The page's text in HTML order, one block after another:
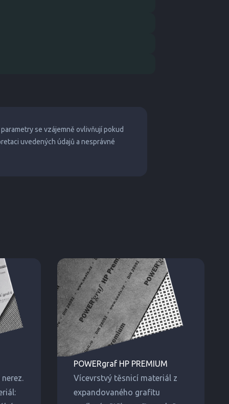
se vzájemně ovlivňují pokud
uvedených údajů a nesprávné
POWERgraf HP PREMIUM
Vícevrstvý těsnicí materiál z
expandovaného grafitu